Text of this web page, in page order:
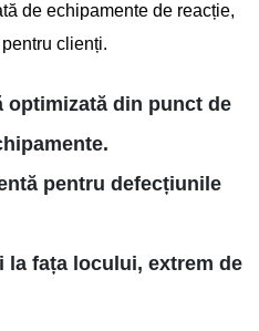
de echipamente de reacție,
clienți.
optimizată din punct de
pentru defecțiunile
fața locului, extrem de